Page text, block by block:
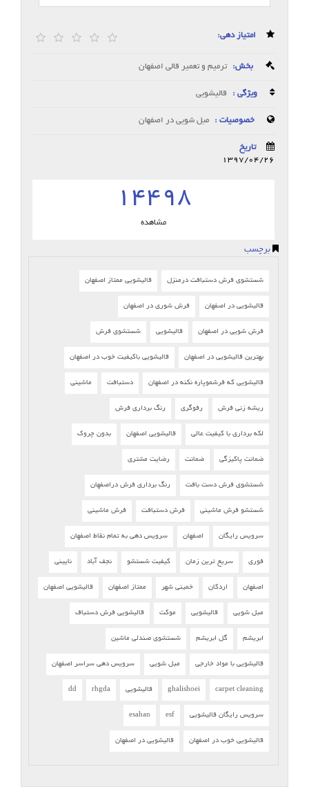
امتیاز دهی:
بخش: ترمیم و تعمیر قالی اصفهان
ویژگی : قالیشویی
خصوصیات : مبل شویی در اصفهان
تاریخ
1397/04/26
14498
مشاهده
برچسب
شستشوی فرش دستبافت درمنزل قالیشویی ممتاز اصفهان
قالیشویی در اصفهان فرش شوری در اصفهان
فرش شویی در اصفهان قالیشویی شستشوی فرش
بهترین قالیشویی در اصفهان قالیشویی باکیفیت خوب در اصفهان
قالیشویی که فرشموپاره نکنه در اصفهان دستبافت ماشینی
ریشه زنی فرش رفوگری رنگ برداری فرش
لکه برداری با کیفیت عالی قالیشویی اصفهان بدون چروک
ضمانت پاکیزگی ضمانت رضایت مشتری
شستشوی فرش دست بافت رنگ برداری فرش دراصفهان
شستشو فرش ماشینی فرش دستبافت فرش ماشینی
سرویس رایگان اصفهان سرویس دهی به تمام نقاط اصفهان
فوری سریع ترین زمان کیفیت شستشو نجف آباد نایینی
اصفهان اردکان خمینی شهر ممتاز اصفهان قالیشویی اصفهان
مبل شویی قالیشویی موکت قالیشویی فرش دستباف
ابریشم گل ابریشم شستشوی صندلی ماشین
قالیشویی با مواد خارجی مبل شویی سرویس دهی سراسر اصفهان
carpet cleaning
ghalishoei قالیشویی rhgda
dd
سرویس رایگان قالیشویی esf
esahan
قالیشویی خوب در اصفهان قالیشویی در اصفهان